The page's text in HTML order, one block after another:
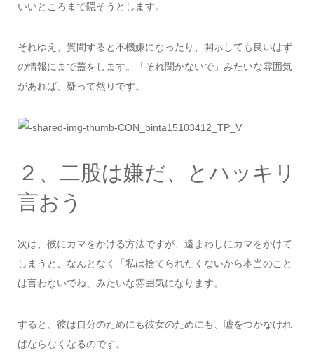
いいところまで隠そうとします。
それゆえ、質問すると不機嫌になったり、開示しても良いはず
の情報にまで蓋をします。「それ聞かないで」みたいな雰囲気
があれば、疑って然りです。
２、二股は嫌だ、とハッキリ
言おう
次は、彼にカマをかける方法ですが、遠まわしにカマをかけて
しまうと、なんとなく「私は捨てられたくないから本当のこと
は言わないでね」みたいな雰囲気になります。
すると、彼は自分のためにも彼女のためにも、嘘をつかなけれ
ばならなくなるのです。